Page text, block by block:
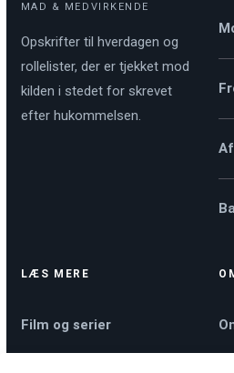
MAD & MEDVIRKENDE
Opskrifter til hverdagen og
rollelister, der er tjekket mod
kilden i stedet for skrevet
efter hukommelsen.
LÆS MERE
Film og serier